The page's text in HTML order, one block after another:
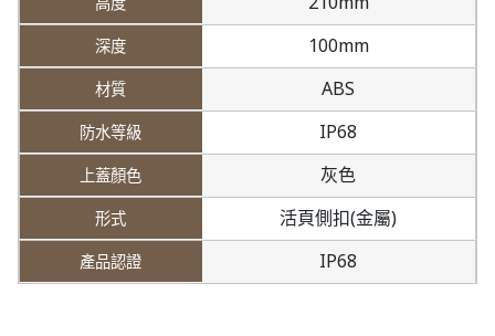
100mm
ABS
IP68
灰色
活頁側扣(金屬)
IP68